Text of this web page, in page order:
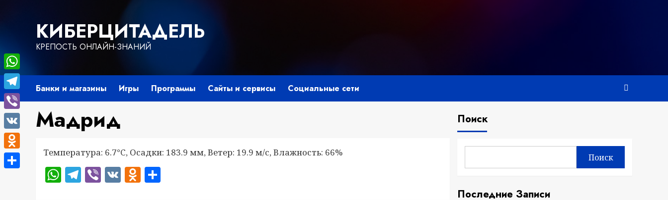
содержимомуКИБЕРЦИТАДЕЛЬ
КРЕПОСТЬ ОНЛАЙН-ЗНАНИЙ
Банки и магазины Игры Программы Сайты и сервисы Социальные сети
Мадрид
Температура: 6.7°C, Осадки: 183.9 мм, Ветер: 19.9 м/с, Влажность: 66%
WhatsApp
Telegram
Viber
VKOdnoklassniki
Поиск
Поиск
Последние Записи
WhatsApp
Telegram
Viber
VK
Odnoklassniki
Отправить